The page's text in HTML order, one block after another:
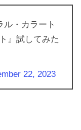
ル・カラート
』試してみた
22, 2023